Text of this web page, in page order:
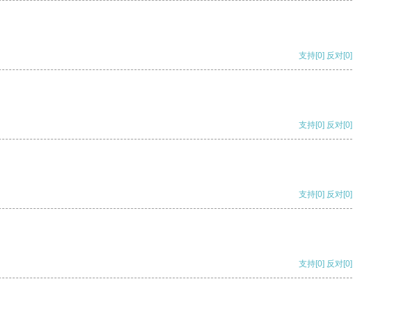
支持[0] 反对[0]
支持[0] 反对[0]
支持[0] 反对[0]
支持[0] 反对[0]